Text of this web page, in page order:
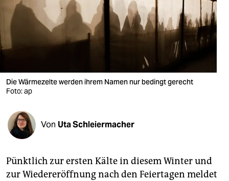
nord
wahrheit
verlag
verlag
veranstaltungen
shop
fragen & hilfe
unterstützen
abo
Die Wärmezelte werden ihrem Namen nur bedingt gerecht
Foto: ap
Von Uta Schleiermacher
Pünktlich zur ersten Kälte in diesem Winter und
zur Wiedereröffnung nach den Feiertagen meldet